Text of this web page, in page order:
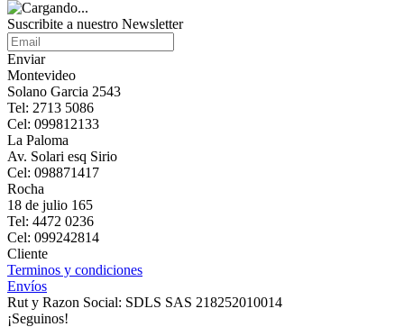
Suscribite a nuestro Newsletter
Enviar
Montevideo
Solano Garcia 2543
Tel: 2713 5086
Cel: 099812133
La Paloma
Av. Solari esq Sirio
Cel: 098871417
Rocha
18 de julio 165
Tel: 4472 0236
Cel: 099242814
Cliente
Terminos y condiciones
Envíos
Rut y Razon Social: SDLS SAS 218252010014
¡Seguinos!